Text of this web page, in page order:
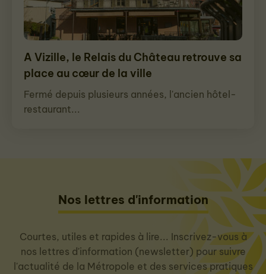
A Vizille, le Relais du Château retrouve sa
place au cœur de la ville
Fermé depuis plusieurs années, l'ancien hôtel-
restaurant...
Nos lettres d'information
Courtes, utiles et rapides à lire... Inscrivez-vous à
nos lettres d'information (newsletter) pour suivre
l'actualité de la Métropole et des services pratiques